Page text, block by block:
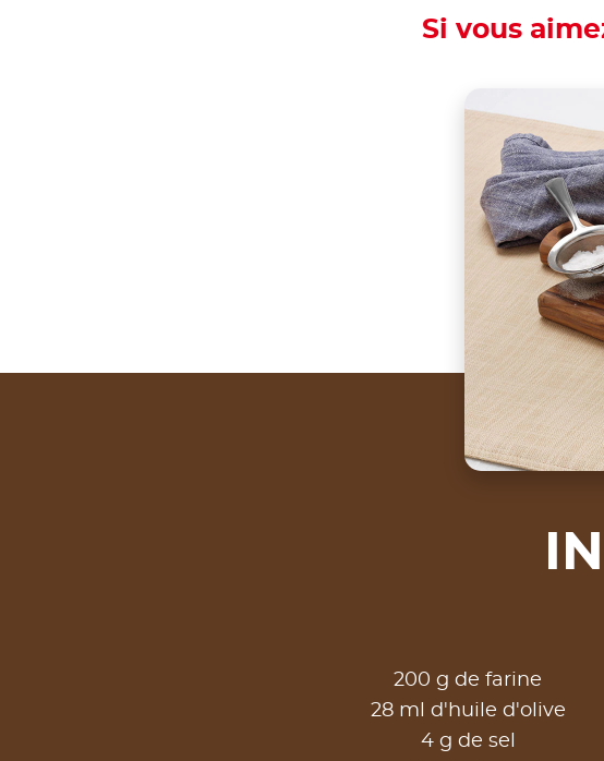
Si vous
Share the recipe with the
These golden Fagottini parcels
200 g de farine
28 ml d'huile d'olive
4 g de sel